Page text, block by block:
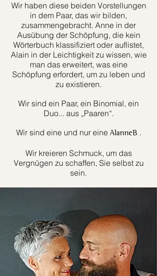
Wir haben diese beiden Vorstellungen
in dem Paar, das wir bilden,
zusammengebracht. Anne in der
Ausübung der Schöpfung, die kein
Wörterbuch klassifiziert oder auflistet,
Alain in der Leichtigkeit zu wissen, wie
man das erweitert, was eine
Schöpfung erfordert, um zu leben und
zu existieren.
Wir sind ein Paar, ein Binomial, ein
Duo... aus „Paaren“.
Wir sind eine und nur eine AlanneB .
Wir kreieren Schmuck, um das
Vergnügen zu schaffen, Sie selbst zu
sein.